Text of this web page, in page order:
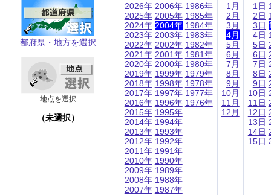
都府県・地方を選択
地点を選択
（未選択）
2026年
2025年
2024年
2023年
2022年
2021年
2020年
2019年
2018年
2017年
2016年
2015年
2014年
2013年
2012年
2011年
2010年
2009年
2008年
2007年
2006年
2005年
2004年
2003年
2002年
2001年
2000年
1999年
1998年
1997年
1996年
1995年
1994年
1993年
1992年
1991年
1990年
1989年
1988年
1987年
1986年
1985年
1984年
1983年
1982年
1981年
1980年
1979年
1978年
1977年
1976年
1月
2月
3月
4月
5月
6月
7月
8月
9月
10月
11月
12月
1日
2日
3日
4日
5日
6日
7日
8日
9日
10日
11日
12日
13日
14日
15日